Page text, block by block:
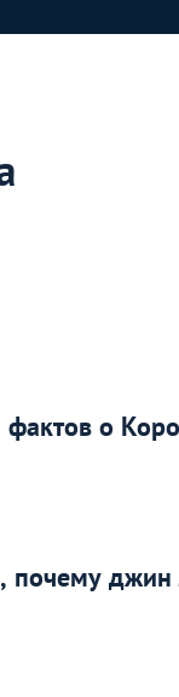
о
почему